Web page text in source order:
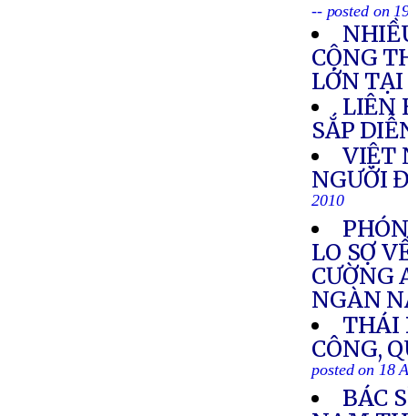
-- posted on
CỘNG
LỚN
LIÊN
SẮP
VIỆT
NGƯỜI
2010
LO SỢ
CƯỜNG
NGÀN
THÁI
CÔNG,
posted on 18
BÁC